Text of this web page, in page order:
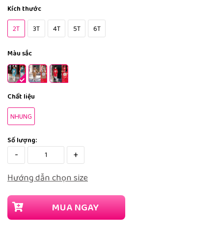
Kích thước
2T
3T 4T 5T 6T
Màu sắc
Chất liệu
NHUNG
Số lượng:
-
+
Hướng dẫn chọn size
MUA NGAY